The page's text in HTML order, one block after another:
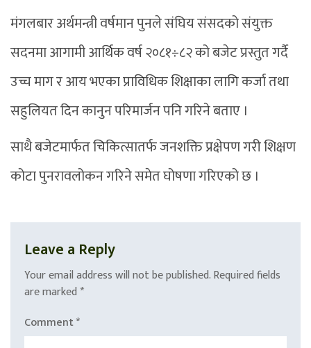
मंगलबार अर्थमन्त्री वर्षमान पुनले संघिय संसदको संयुक्त
सदनमा आगामी आर्थिक वर्ष २०८१÷८२ को बजेट प्रस्तुत गर्दै
उच्च माग र आय भएका प्राविधिक शिक्षाका लागि कर्जा तथा
सहुलियत दिन कानुन परिमार्जन पनि गरिने बताए ।
साथै बजेटमार्फत चिकित्सातर्फ जनशक्ति प्रक्षेपण गरी शिक्षण
कोटा पुनरावलोकन गरिने समेत घोषणा गरिएको छ ।
Leave a Reply
Your email address will not be published.Required fields
are marked *
Comment*